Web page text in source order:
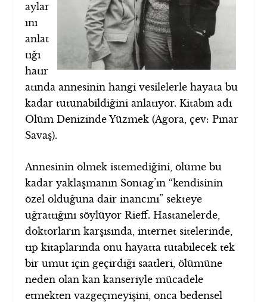
aylar
ını
anlat
tığı
hatır
atında annesinin hangi vesilelerle hayata bu
kadar tutunabildiğini anlatıyor. Kitabın adı
Ölüm Denizinde Yüzmek (Agora, çev: Pınar
Savaş).
Annesinin ölmek istemediğini, ölüme bu
kadar yaklaşmanın Sontag’ın “kendisinin
özel olduğuna dair inancını” sekteye
uğrattığını söylüyor Rieff. Hastanelerde,
doktorların karşısında, internet sitelerinde,
tıp kitaplarında onu hayatta tutabilecek tek
bir umut için geçirdiği saatleri, ölümüne
neden olan kan kanseriyle mücadele
etmekten vazgeçmeyişini, onca bedensel